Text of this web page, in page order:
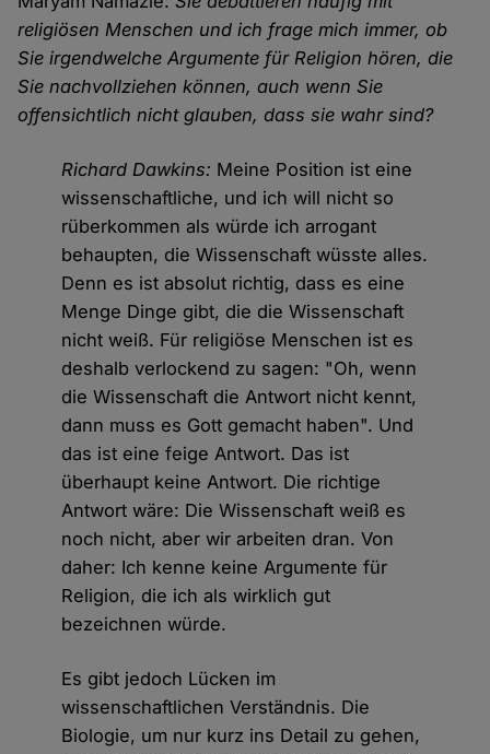
religiösen Menschen und ich frage mich immer, ob
Sie irgendwelche Argumente für Religion hören, die
Sie nachvollziehen können, auch wenn Sie
offensichtlich nicht glauben, dass sie wahr sind?
Richard Dawkins: Meine Position ist eine
wissenschaftliche, und ich will nicht so
rüberkommen als würde ich arrogant
behaupten, die Wissenschaft wüsste alles.
Denn es ist absolut richtig, dass es eine
Menge Dinge gibt, die die Wissenschaft
nicht weiß. Für religiöse Menschen ist es
deshalb verlockend zu sagen: "Oh, wenn
die Wissenschaft die Antwort nicht kennt,
dann muss es Gott gemacht haben". Und
das ist eine feige Antwort. Das ist
überhaupt keine Antwort. Die richtige
Antwort wäre: Die Wissenschaft weiß es
noch nicht, aber wir arbeiten dran. Von
daher: Ich kenne keine Argumente für
Religion, die ich als wirklich gut
bezeichnen würde.
Es gibt jedoch Lücken im
wissenschaftlichen Verständnis. Die
Biologie, um nur kurz ins Detail zu gehen,